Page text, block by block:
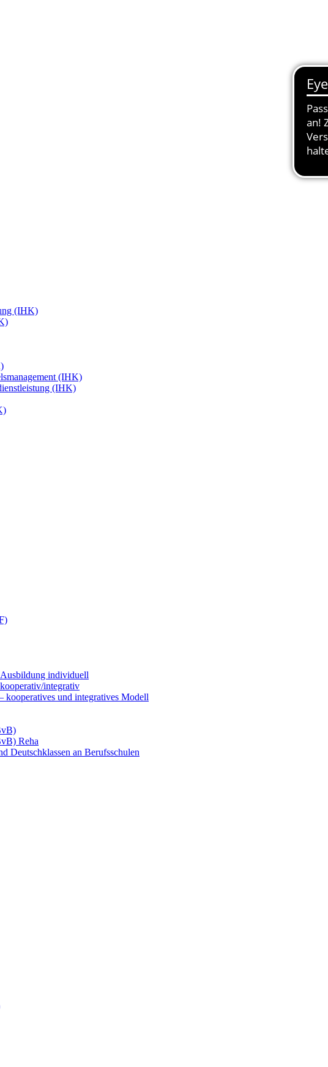
(IHK)
(IHK)
(IHK)
individuell
integrativ
kooperatives und integratives Modell
Reha
Deutschklassen an Berufsschulen